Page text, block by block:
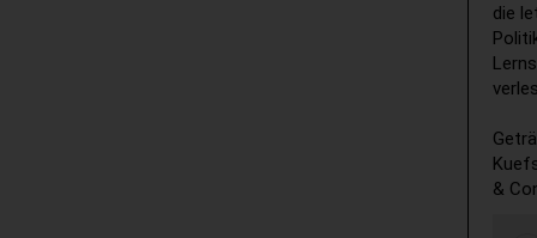
die
&